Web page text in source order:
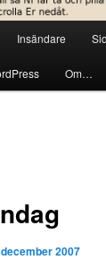
Insändare
Om…
2007